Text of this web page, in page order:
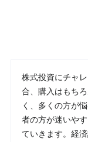
株式投資にチャ
合、購入はもち
く、多くの方が
者の方が迷いや
ていきます。経